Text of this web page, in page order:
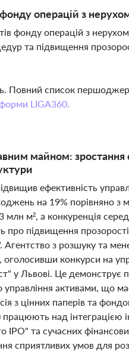
операцій з
фонду операцій з
та підвищення
Повний список
LIGA360.
майном: зростання
ефективність
на 19% порівняно з
м², а конкуренція серед
підвищення прозорості
з розшуку та
конкурси на
у Львові. Це демонструє
управління активами, що
з цінних паперів та
над інтеграцією
та сучасних
сприятливих умов для